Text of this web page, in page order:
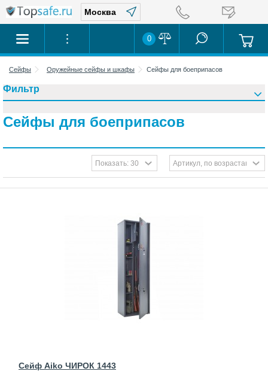
0
Сейфы Оружейные сейфы и шкафы Сейфы для боеприпасов
Сейфы для боеприпасов
Сейф Aiko ЧИРОК 1443
Фильтр